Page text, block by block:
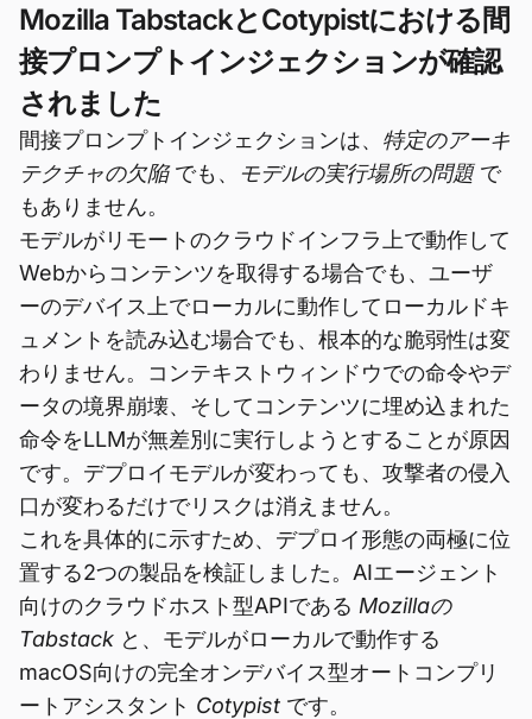
Mozilla TabstackとCotypistにおける間
接プロンプトインジェクションが確認
されました
間接プロンプトインジェクションは、 特定のアーキ
テクチャの欠陥でも、 モデルの実行場所の問題で
もありません。
モデルがリモートのクラウドインフラ上で動作して
Webからコンテンツを取得する場合でも、ユーザ
ーのデバイス上でローカルに動作してローカルドキ
ュメントを読み込む場合でも、根本的な脆弱性は変
わりません。コンテキストウィンドウでの命令やデ
ータの境界崩壊、そしてコンテンツに埋め込まれた
命令をLLMが無差別に実行しようとすることが原因
です。デプロイモデルが変わっても、攻撃者の侵入
口が変わるだけでリスクは消えません。
これを具体的に示すため、デプロイ形態の両極に位
置する2つの製品を検証しました。AIエージェント
向けのクラウドホスト型APIである Mozillaの
Tabstack と、モデルがローカルで動作する
macOS向けの完全オンデバイス型オートコンプリ
ートアシスタント Cotypist です。